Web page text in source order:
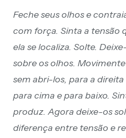
Feche seus olhos e
com força. Sinta a tensão
ela se localiza. Solte.
sobre os olhos.
sem abri-los, para a direita
para cima e para baixo.
produz. Agora deixe-os
diferença entre tensão e